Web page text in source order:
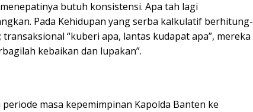
butuh konsistensi. Apa tah lagi
Pada Kehidupan yang serba kalkulatif berhitung-
“kuberi apa, lantas kudapat apa”, mereka
kebaikan dan lupakan”.
masa kepemimpinan Kapolda Banten ke